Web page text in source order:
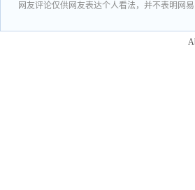
网友评论仅供网友表达个人看法，并不表明网